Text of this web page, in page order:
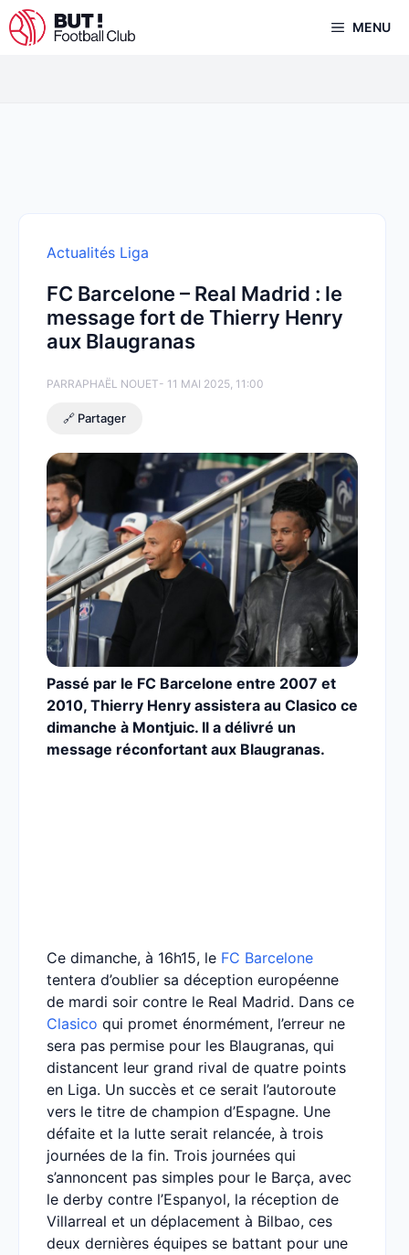
Aller
au
MENU
Actualités Liga
FC Barcelone – Real Madrid : le
message fort de Thierry Henry
aux Blaugranas
PARRAPHAËL NOUET- 11 MAI 2025, 11:00
🔗 Partager
Passé par le FC Barcelone entre 2007 et
2010, Thierry Henry assistera au Clasico ce
dimanche à Montjuic. Il a délivré un
message réconfortant aux Blaugranas.
Ce dimanche, à 16h15, le FC Barcelone
tentera d’oublier sa déception européenne
de mardi soir contre le Real Madrid. Dans ce
Clasico qui promet énormément, l’erreur ne
sera pas permise pour les Blaugranas, qui
distancent leur grand rival de quatre points
en Liga. Un succès et ce serait l’autoroute
vers le titre de champion d’Espagne. Une
défaite et la lutte serait relancée, à trois
journées de la fin. Trois journées qui
s’annoncent pas simples pour le Barça, avec
le derby contre l’Espanyol, la réception de
Villarreal et un déplacement à Bilbao, ces
deux dernières équipes se battant pour une